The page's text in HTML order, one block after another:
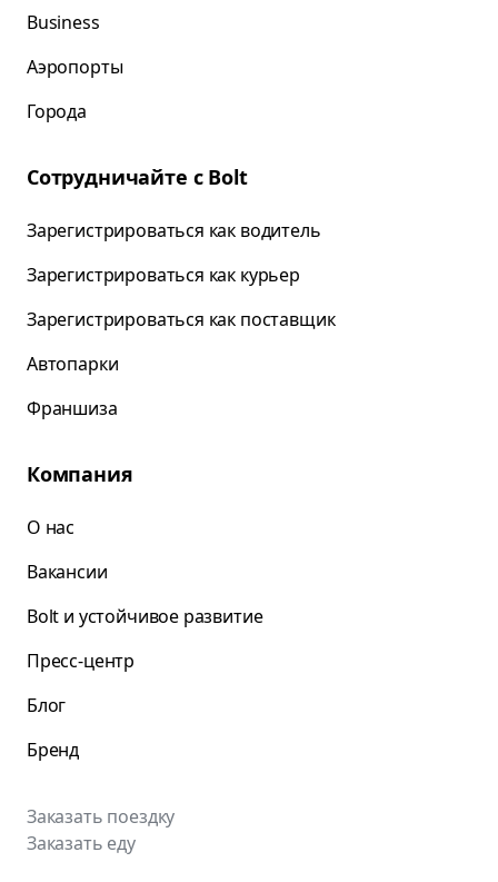
Business
Аэропорты
Города
Сотрудничайте с Bolt
Зарегистрироваться как водитель
Зарегистрироваться как курьер
Зарегистрироваться как поставщик
Автопарки
Франшиза
Компания
О нас
Вакансии
Bolt и устойчивое развитие
Пресс-центр
Блог
Бренд
Заказать поездку
Заказать еду